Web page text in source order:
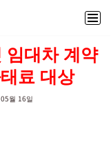
임대차 계약
료 대상
월 16일